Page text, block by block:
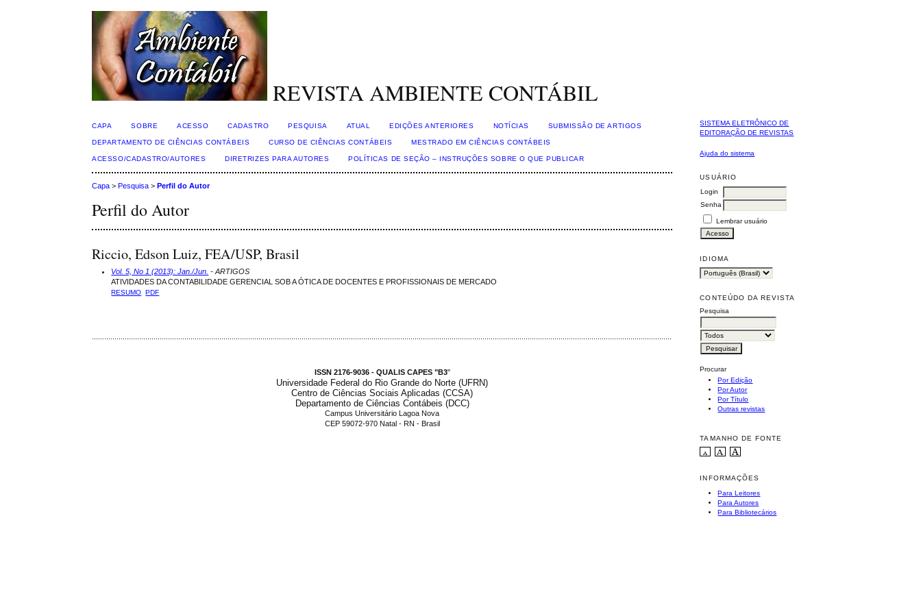
REVISTA AMBIENTE CONTÁBIL
SISTEMA ELETRÔNICO DE
EDITORAÇÃO DE REVISTAS
Ajuda do sistema
USUÁRIO
Login
Senha
Lembrar usuário
IDIOMA
CONTEÚDO DA REVISTA
Pesquisa
Procurar
Por Edição
Por Autor
Por Título
Outras revistas
TAMANHO DE FONTE
INFORMAÇÕES
Para Leitores
Para Autores
Para Bibliotecários
CAPA SOBRE ACESSO CADASTRO PESQUISA ATUAL EDIÇÕES ANTERIORES NOTÍCIAS SUBMISSÃO DE ARTIGOS
DEPARTAMENTO DE CIÊNCIAS CONTÁBEIS CURSO DE CIÊNCIAS CONTÁBEIS MESTRADO EM CIÊNCIAS CONTÁBEIS
ACESSO/CADASTRO/AUTORES DIRETRIZES PARA AUTORES POLÍTICAS DE SEÇÃO – INSTRUÇÕES SOBRE O QUE PUBLICAR
Capa >Pesquisa >Perfil do Autor
Perfil do Autor
Riccio, Edson Luiz, FEA/USP, Brasil
Vol. 5, No 1 (2013): Jan./Jun. - ARTIGOS
ATIVIDADES DA CONTABILIDADE GERENCIAL SOB A ÓTICA DE DOCENTES E PROFISSIONAIS DE MERCADO
RESUMO PDF
ISSN 2176-9036 - QUALIS CAPES "B3"
Universidade Federal do Rio Grande do Norte (UFRN)
Centro de Ciências Sociais Aplicadas (CCSA)
Departamento de Ciências Contábeis (DCC)
Campus Universitário Lagoa Nova
CEP 59072-970 Natal - RN - Brasil